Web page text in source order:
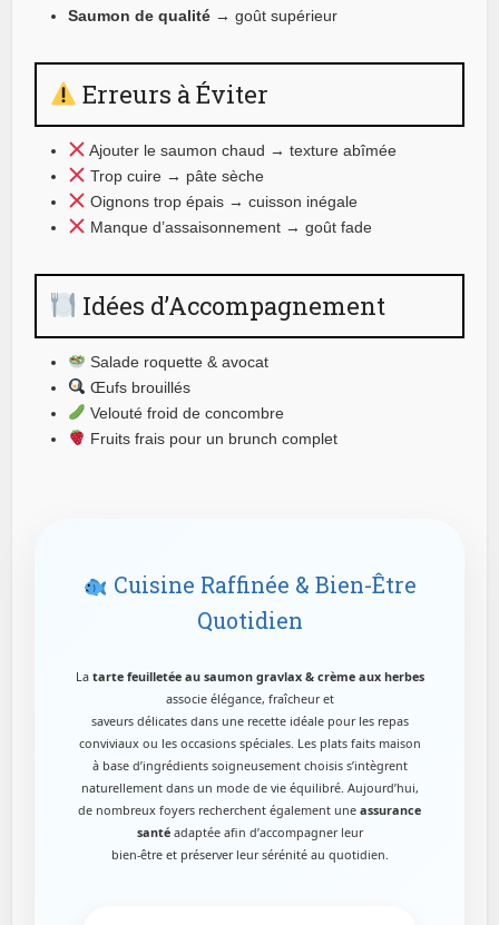
Saumon de qualité → goût supérieur
Erreurs à Éviter
Ajouter le saumon chaud → texture abîmée
Trop cuire → pâte sèche
Oignons trop épais → cuisson inégale
Manque d’assaisonnement → goût fade
Idées d’Accompagnement
Salade roquette & avocat
Œufs brouillés
Velouté froid de concombre
Fruits frais pour un brunch complet
Cuisine Raffinée & Bien-Être
Quotidien
La tarte feuilletée au saumon gravlax & crème aux herbes
associe élégance, fraîcheur et
saveurs délicates dans une recette idéale pour les repas
conviviaux ou les occasions spéciales. Les plats faits maison
à base d’ingrédients soigneusement choisis s’intègrent
naturellement dans un mode de vie équilibré. Aujourd’hui,
de nombreux foyers recherchent également une assurance
santéadaptée afin d’accompagner leur
bien-être et préserver leur sérénité au quotidien.